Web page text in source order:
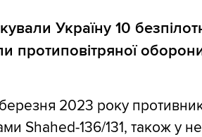
Україну 10
протиповітряної
2023 року
Shahed-136/131, також у